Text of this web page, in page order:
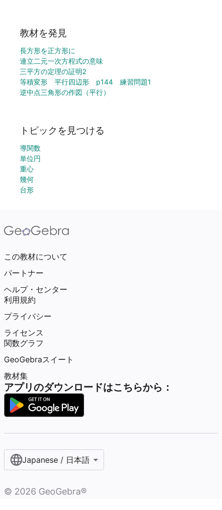
教材を発見
長方形を正方形に
連立二元一次方程式の意味
三平方の定理の証明2
等積変形 平行四辺形 p144 練習問題1
逆中点三角形の作図（平行）
トピックを見つける
導関数
単位円
重心
幾何
台形
この教材について
パートナー
ヘルプ・センター
利用規約
プライバシー
ライセンス
関数グラフ
GeoGebraスイート
教材集
アプリのダウンロードはこちらから：
Japanese / 日本語
© 2026 GeoGebra®